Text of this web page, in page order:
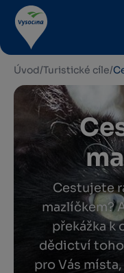
Úvod/Turistické cíle/
Cestujete
mazlíčkem?
překážka k
dědictví
pro Vás